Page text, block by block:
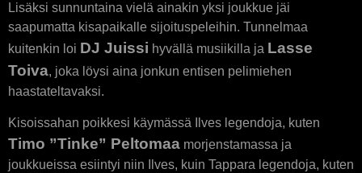
Lisäksi sunnuntaina vielä ainakin yksi joukkue jäi
saapumatta kisapaikalle sijoituspeleihin. Tunnelmaa
kuitenkin loi DJ Juissi hyvällä musiikilla ja Lasse
Toiva, joka löysi aina jonkun entisen pelimiehen
haastateltavaksi.
Kisoissahan poikkesi käymässä Ilves legendoja, kuten
Timo ”Tinke” Peltomaa morjenstamassa ja
joukkueissa esiintyi niin Ilves, kuin Tappara legendoja, kuten